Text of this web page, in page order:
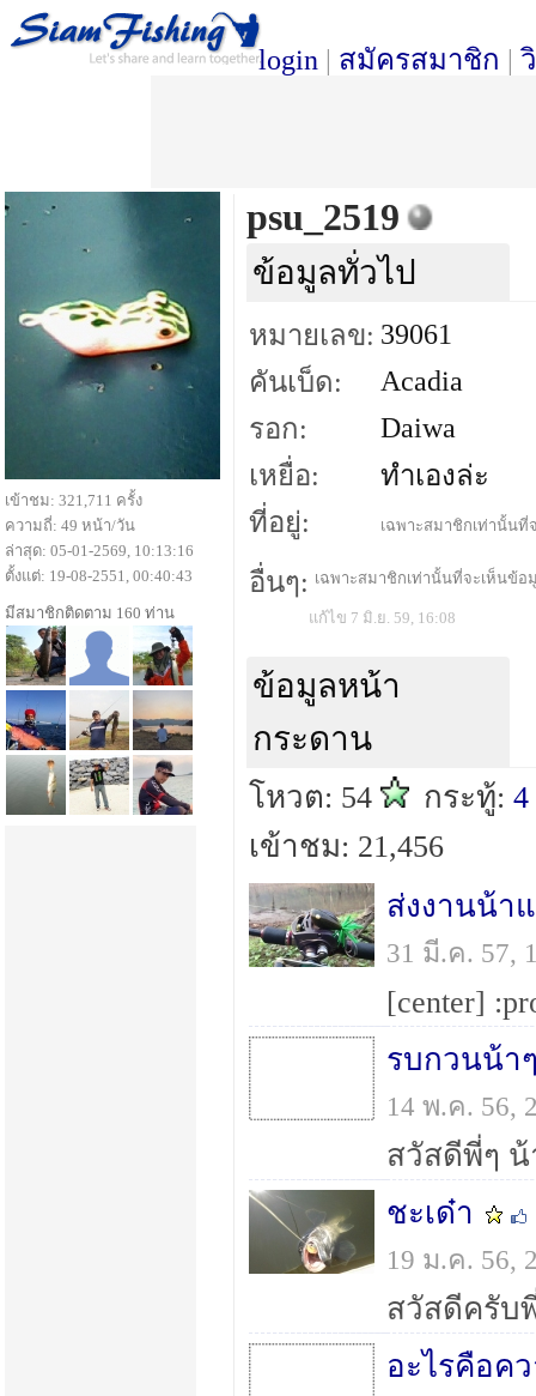
login | สมัครสมาชิก |
psu_2519
ข้อมูลทั่วไป
หมายเลข: 39061
คันเบ็ด:
Acadia
รอก:
Daiwa
เหยื่อ:
ทำเองล่ะ
ที่อยู่:
เฉพาะสมาชิกเท่านั้นที่
อื่นๆ: เฉพาะสมาชิกเท่านั้นที่จะเห็นข้อ
แก้ไข 7 มิ.ย. 59, 16:08
ข้อมูลหน้า
กระดาน
โหวต: 54 กระทู้:4
เข้าชม: 21,456
ส่งงานน้า
31 มี.ค. 57,
รบกวนน้า
14 พ.ค. 56,
ชะเด๋า
19 ม.ค. 56,
อะไรคือค
เข้าชม: 321,711 ครั้ง
ความถี่: 49 หน้า/วัน
ล่าสุด: 05-01-2569, 10:13:16
ตั้งแต่: 19-08-2551, 00:40:43
มีสมาชิกติดตาม 160 ท่าน